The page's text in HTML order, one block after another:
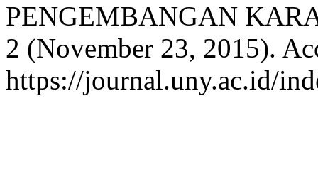
PENGEMBANGAN
2 (November 23, 2015).
https://journal.uny.ac.id/